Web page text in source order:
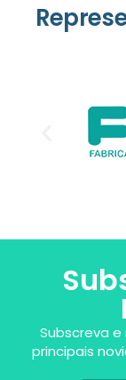
Subscreva
principais